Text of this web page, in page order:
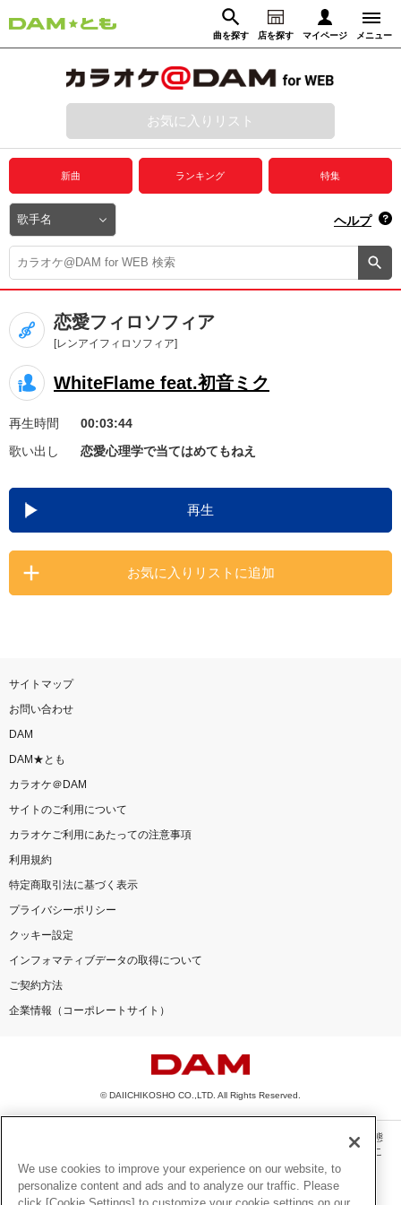
曲を探す 店を探す マイページ メニュー
動画からさがす 録音からさがす
ログイン
プレミアムサービス
DAM★とも動画
DAM★とも録音
カラオケ＠DAM
ユーザー検索
キャンペーン
お知らせ よくあるご質問
DAMの新曲・ランキングなど
カラオケ最新情報をチェック！
お気に入りリスト
新曲 ランキング 特集
ヘルプ
恋愛フィロソフィア
[レンアイフィロソフィア]
WhiteFlame feat.初音ミク
再生時間
00:03:44
歌い出し
恋愛心理学で当てはめてもねえ
再生
お気に入りリストに追加
サイトマップ
お問い合わせ
DAM
DAM★とも
カラオケ＠DAM
サイトのご利用について
カラオケご利用にあたっての注意事項
利用規約
特定商取引法に基づく表示
プライバシーポリシー
クッキー設定
インフォマティブデータの取得について
ご契約方法
企業情報（コーポレートサイト）
© DAIICHIKOSHO CO.,LTD. All Rights Reserved.
このサイトに掲載されている一切の文章・画像・写真・動画・音声等を、手段や形態
を問わず、著作権法の定める範囲を超えて無断で複製、転載、ファイル化などするこ
とを禁じます。
楽曲及びコンテンツは、機種によりご利用いただけない場合があります。
We use cookies to improve your experience on our website, to
personalize content and ads and to analyze our traffic. Please